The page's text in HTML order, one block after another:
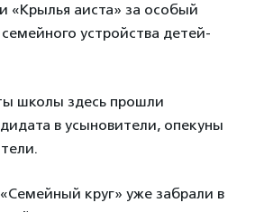
«Крылья аиста» за особый
устройства детей-
школы здесь прошли
в усыновители, опекуны
круг» уже забрали в